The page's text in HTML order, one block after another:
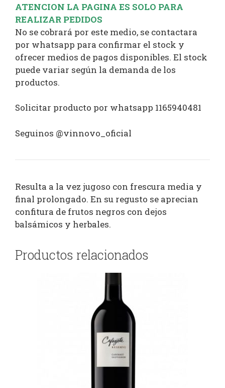
ATENCION LA PAGINA ES SOLO PARA
REALIZAR PEDIDOS
No se cobrará por este medio, se contactara
por whatsapp para confirmar el stock y
ofrecer medios de pagos disponibles. El stock
puede variar según la demanda de los
productos.
Solicitar producto por whatsapp 1165940481
Seguinos @vinnovo_oficial
Resulta a la vez jugoso con frescura media y
final prolongado. En su regusto se aprecian
confitura de frutos negros con dejos
balsámicos y herbales.
Productos relacionados